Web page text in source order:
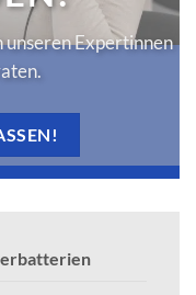
unseren Expertinnen